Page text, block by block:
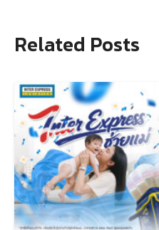
Related Posts